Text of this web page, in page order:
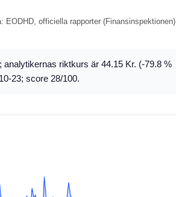
EODHD, officiella rapporter (Finansinspektionen)
riktkurs är 44.15 Kr. (-79.8 %
23; score 28/100.